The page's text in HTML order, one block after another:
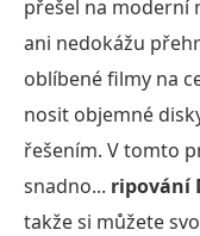
přešel na moderní
ani nedokážu
oblíbené filmy na
nosit objemné
řešením. V tomto
snadno... ripování
takže si můžete